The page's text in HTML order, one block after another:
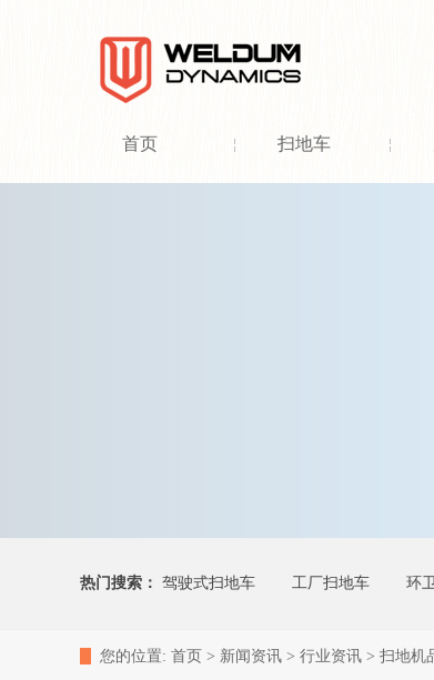
首页 扫地车
热门搜索： 驾驶式扫地车 工厂扫地车 环
您的位置: 首页 > 新闻资讯 > 行业资讯 > 扫地机